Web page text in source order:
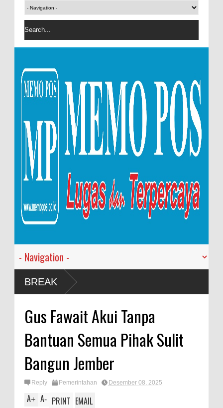
BREAK
Gus Fawait Akui Tanpa
Bantuan Semua Pihak Sulit
Bangun Jember
Reply Pemerintahan Desember 08, 2025
A+ A- PRINT EMAIL